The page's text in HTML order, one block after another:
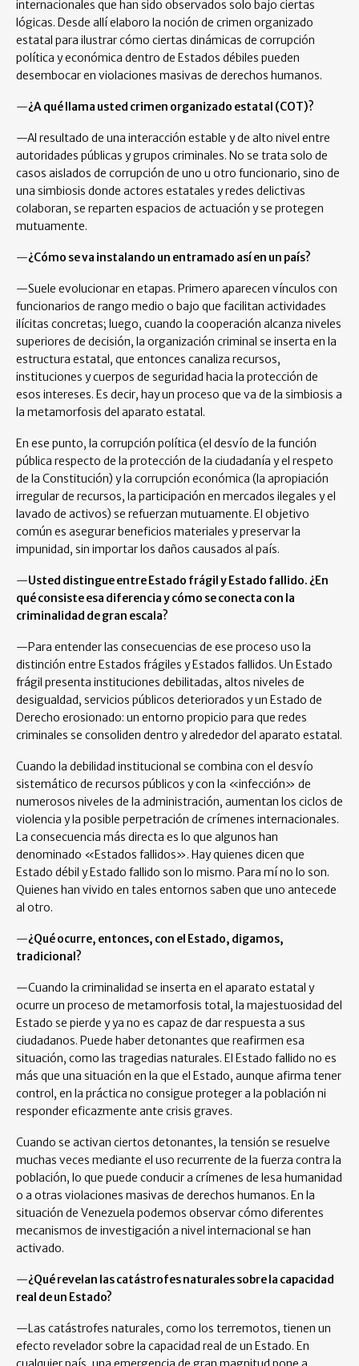
internacionales que han sido observados solo bajo ciertas
lógicas. Desde allí elaboro la noción de crimen organizado
estatal para ilustrar cómo ciertas dinámicas de corrupción
política y económica dentro de Estados débiles pueden
desembocar en violaciones masivas de derechos humanos.
—¿A qué llama usted crimen organizado estatal (COT)?
—Al resultado de una interacción estable y de alto nivel entre
autoridades públicas y grupos criminales. No se trata solo de
casos aislados de corrupción de uno u otro funcionario, sino de
una simbiosis donde actores estatales y redes delictivas
colaboran, se reparten espacios de actuación y se protegen
mutuamente.
—¿Cómo se va instalando un entramado así en un país?
—Suele evolucionar en etapas. Primero aparecen vínculos con
funcionarios de rango medio o bajo que facilitan actividades
ilícitas concretas; luego, cuando la cooperación alcanza niveles
superiores de decisión, la organización criminal se inserta en la
estructura estatal, que entonces canaliza recursos,
instituciones y cuerpos de seguridad hacia la protección de
esos intereses. Es decir, hay un proceso que va de la simbiosis a
la metamorfosis del aparato estatal.
En ese punto, la corrupción política (el desvío de la función
pública respecto de la protección de la ciudadanía y el respeto
de la Constitución) y la corrupción económica (la apropiación
irregular de recursos, la participación en mercados ilegales y el
lavado de activos) se refuerzan mutuamente. El objetivo
común es asegurar beneficios materiales y preservar la
impunidad, sin importar los daños causados al país.
—Usted distingue entre Estado frágil y Estado fallido. ¿En
qué consiste esa diferencia y cómo se conecta con la
criminalidad de gran escala?
—Para entender las consecuencias de ese proceso uso la
distinción entre Estados frágiles y Estados fallidos. Un Estado
frágil presenta instituciones debilitadas, altos niveles de
desigualdad, servicios públicos deteriorados y un Estado de
Derecho erosionado: un entorno propicio para que redes
criminales se consoliden dentro y alrededor del aparato estatal.
Cuando la debilidad institucional se combina con el desvío
sistemático de recursos públicos y con la «infección» de
numerosos niveles de la administración, aumentan los ciclos de
violencia y la posible perpetración de crímenes internacionales.
La consecuencia más directa es lo que algunos han
denominado «Estados fallidos». Hay quienes dicen que
Estado débil y Estado fallido son lo mismo. Para mí no lo son.
Quienes han vivido en tales entornos saben que uno antecede
al otro.
—¿Qué ocurre, entonces, con el Estado, digamos,
tradicional?
—Cuando la criminalidad se inserta en el aparato estatal y
ocurre un proceso de metamorfosis total, la majestuosidad del
Estado se pierde y ya no es capaz de dar respuesta a sus
ciudadanos. Puede haber detonantes que reafirmen esa
situación, como las tragedias naturales. El Estado fallido no es
más que una situación en la que el Estado, aunque afirma tener
control, en la práctica no consigue proteger a la población ni
responder eficazmente ante crisis graves.
Cuando se activan ciertos detonantes, la tensión se resuelve
muchas veces mediante el uso recurrente de la fuerza contra la
población, lo que puede conducir a crímenes de lesa humanidad
o a otras violaciones masivas de derechos humanos. En la
situación de Venezuela podemos observar cómo diferentes
mecanismos de investigación a nivel internacional se han
activado.
—¿Qué revelan las catástrofes naturales sobre la capacidad
real de un Estado?
—Las catástrofes naturales, como los terremotos, tienen un
efecto revelador sobre la capacidad real de un Estado. En